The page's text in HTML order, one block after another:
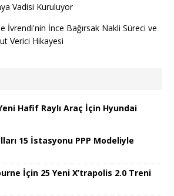
Vadisi Kuruluyor
İvrendi'nin İnce Bağırsak Nakli Süreci ve
Verici Hikayesi
Hafif Raylı Araç İçin Hyundai
15 İstasyonu PPP Modeliyle
İçin 25 Yeni X’trapolis 2.0 Treni